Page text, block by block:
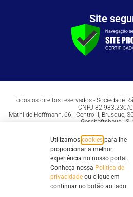
Site
Todos os direitos reservados - Sociedade
CNPJ 82.983.230/
Mathilde Hoffmann, 66 - Centro II, Brusque,
Geschäftshaus -
Copyright © 2026 |
Utilizamos cookies para lhe
proporcionar a melhor
experiência no nosso portal.
Conheça nossa Política de
privacidade ou clique em
continuar no botão ao lado.